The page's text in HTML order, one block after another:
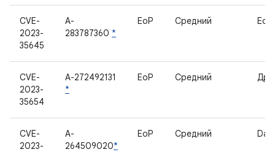
CVE-
2023-
35645
A-
283787360 *
EoP Средний
CVE-
2023-
35654
A-272492131
*
EoP Средний
CVE-
2023-
A-
264509020*
EoP Средний